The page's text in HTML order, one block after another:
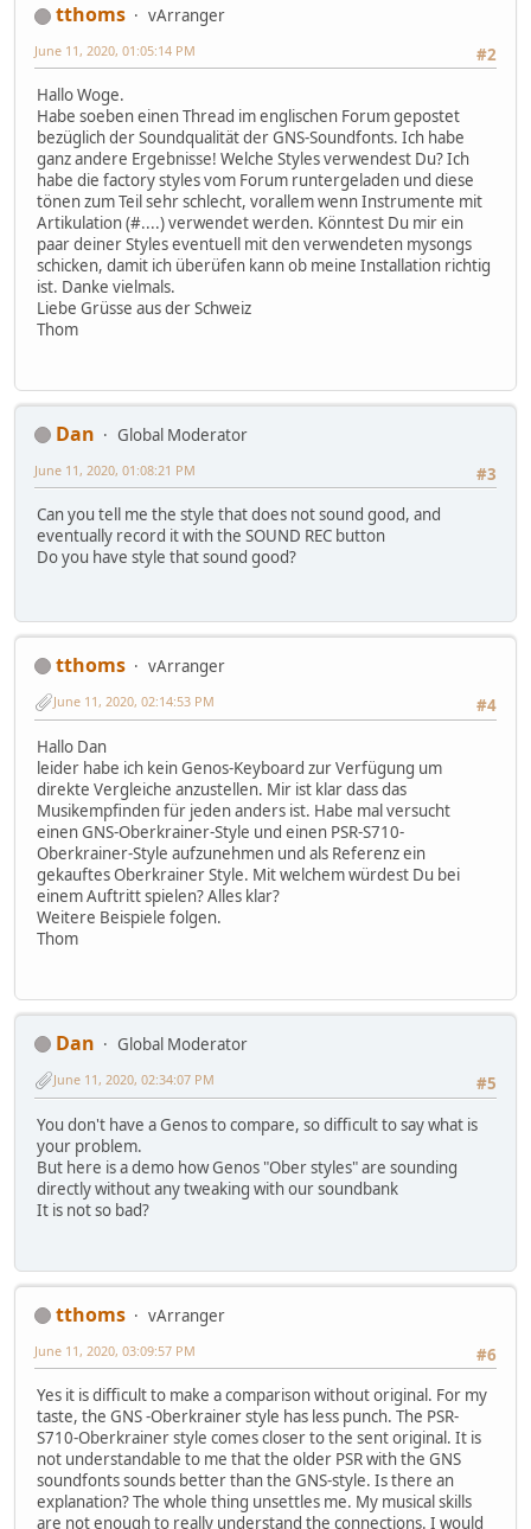
tthoms
vArranger
#2
June 11, 2020, 01:05:14 PM
Hallo Woge.
Habe soeben einen Thread im englischen Forum gepostet
bezüglich der Soundqualität der GNS-Soundfonts. Ich habe
ganz andere Ergebnisse! Welche Styles verwendest Du? Ich
habe die factory styles vom Forum runtergeladen und diese
tönen zum Teil sehr schlecht, vorallem wenn Instrumente mit
Artikulation (#....) verwendet werden. Könntest Du mir ein
paar deiner Styles eventuell mit den verwendeten mysongs
schicken, damit ich überüfen kann ob meine Installation richtig
ist. Danke vielmals.
Liebe Grüsse aus der Schweiz
Thom
Dan
Global Moderator
#3
June 11, 2020, 01:08:21 PM
Can you tell me the style that does not sound good, and
eventually record it with the SOUND REC button
Do you have style that sound good?
tthoms
vArranger
#4
June 11, 2020, 02:14:53 PM
Hallo Dan
leider habe ich kein Genos-Keyboard zur Verfügung um
direkte Vergleiche anzustellen. Mir ist klar dass das
Musikempfinden für jeden anders ist. Habe mal versucht
einen GNS-Oberkrainer-Style und einen PSR-S710-
Oberkrainer-Style aufzunehmen und als Referenz ein
gekauftes Oberkrainer Style. Mit welchem würdest Du bei
einem Auftritt spielen? Alles klar?
Weitere Beispiele folgen.
Thom
Dan
Global Moderator
#5
June 11, 2020, 02:34:07 PM
You don't have a Genos to compare, so difficult to say what is
your problem.
But here is a demo how Genos "Ober styles" are sounding
directly without any tweaking with our soundbank
It is not so bad?
tthoms
vArranger
#6
June 11, 2020, 03:09:57 PM
Yes it is difficult to make a comparison without original. For my
taste, the GNS -Oberkrainer style has less punch. The PSR-
S710-Oberkrainer style comes closer to the sent original. It is
not understandable to me that the older PSR with the GNS
soundfonts sounds better than the GNS-style. Is there an
explanation? The whole thing unsettles me. My musical skills
are not enough to really understand the connections. I would